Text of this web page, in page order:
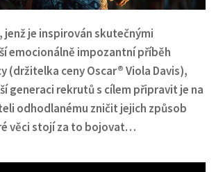
, jenž je inspirován skutečnými
emocionálně impozantní příběh
(držitelka ceny Oscar® Viola Davis),
generaci rekrutů s cílem připravit je na
odhodlanému zničit jejich způsob
věci stojí za to bojovat…